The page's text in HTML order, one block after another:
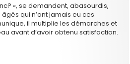
», se demandent, abasourdis,
qui n’ont jamais eu ces
il multiplie les démarches et
avant d’avoir obtenu satisfaction.